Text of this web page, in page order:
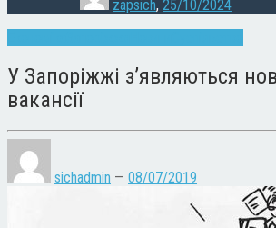
zapsich, 25/10/2024
У Запоріжжі з’являються
вакансії
sichadmin — 08/07/2019